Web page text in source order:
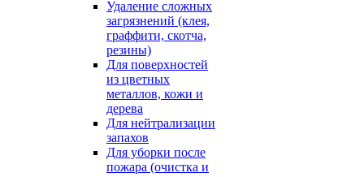
Удаление сложных
загрязнений (клея,
граффити, скотча,
резины)
Для поверхностей
из цветных
металлов, кожи и
дерева
Для нейтрализации
запахов
Для уборки после
пожара (очистка и